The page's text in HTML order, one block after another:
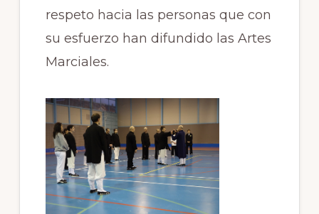
respeto hacia las personas que con
su esfuerzo han difundido las Artes
Marciales.